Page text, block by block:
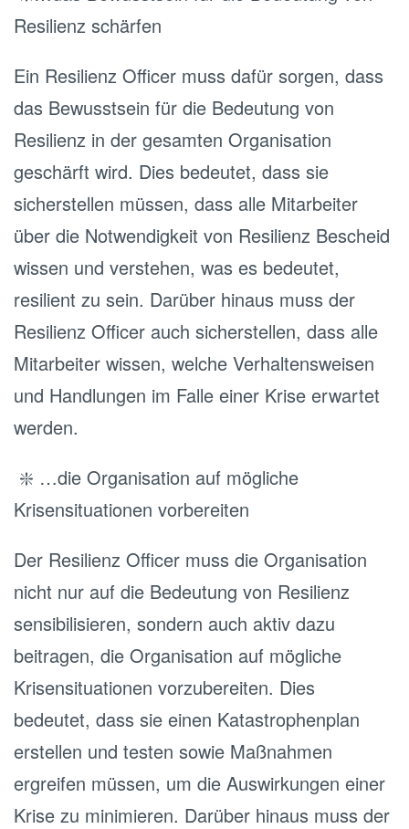
Resilienz schärfen
Ein Resilienz Officer muss dafür sorgen, dass
das Bewusstsein für die Bedeutung von
Resilienz in der gesamten Organisation
geschärft wird. Dies bedeutet, dass sie
sicherstellen müssen, dass alle Mitarbeiter
über die Notwendigkeit von Resilienz Bescheid
wissen und verstehen, was es bedeutet,
resilient zu sein. Darüber hinaus muss der
Resilienz Officer auch sicherstellen, dass alle
Mitarbeiter wissen, welche Verhaltensweisen
und Handlungen im Falle einer Krise erwartet
werden.
❇️ …die Organisation auf mögliche
Krisensituationen vorbereiten
Der Resilienz Officer muss die Organisation
nicht nur auf die Bedeutung von Resilienz
sensibilisieren, sondern auch aktiv dazu
beitragen, die Organisation auf mögliche
Krisensituationen vorzubereiten. Dies
bedeutet, dass sie einen Katastrophenplan
erstellen und testen sowie Maßnahmen
ergreifen müssen, um die Auswirkungen einer
Krise zu minimieren. Darüber hinaus muss der